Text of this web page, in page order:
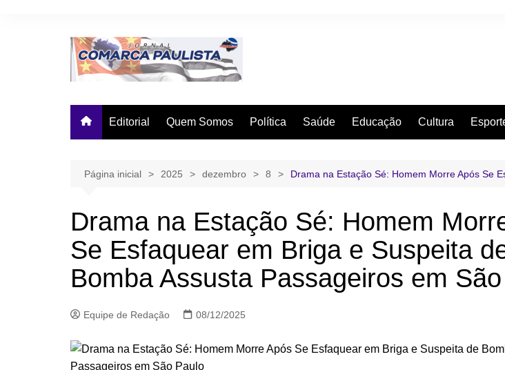
Editorial Quem Somos Política Saúde Educação Cultura
Página inicial 2025 dezembro 8 Drama na Estação Sé: Homem Morre Após Se
Drama na Estação Sé: Homem
Se Esfaquear em Briga e Suspeita
Bomba Assusta Passageiros em
Equipe de Redação 08/12/2025